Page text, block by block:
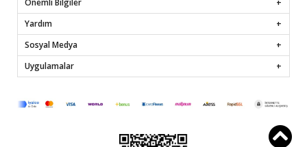
Önemli Bilgiler
Yardım
Sosyal Medya
Uygulamalar